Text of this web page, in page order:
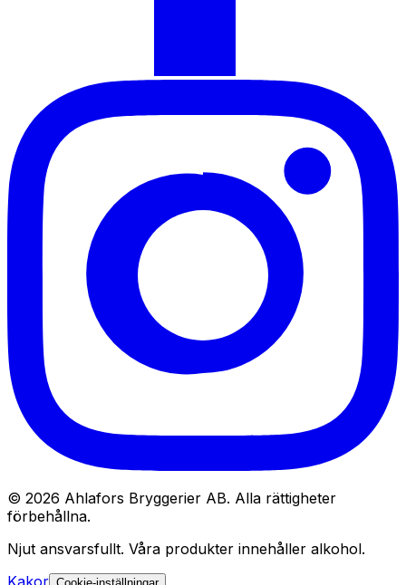
© 2026 Ahlafors Bryggerier AB. Alla rättigheter
förbehållna.
Njut ansvarsfullt. Våra produkter innehåller alkohol.